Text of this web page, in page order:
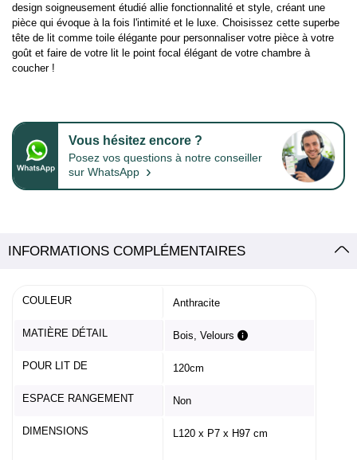
design soigneusement étudié allie fonctionnalité et style, créant une
pièce qui évoque à la fois l'intimité et le luxe. Choisissez cette superbe
tête de lit comme toile élégante pour personnaliser votre pièce à votre
goût et faire de votre lit le point focal élégant de votre chambre à
coucher !
Vous hésitez encore ?
Posez vos questions à notre conseiller
sur WhatsApp ›
INFORMATIONS COMPLÉMENTAIRES
COULEUR Anthracite
MATIÈRE DÉTAIL Bois, Velours
POUR LIT DE 120cm
ESPACE RANGEMENT Non
DIMENSIONS L120 x P7 x H97 cm